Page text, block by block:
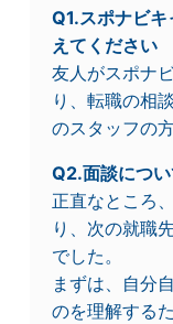
Q1.スポナビ
えてください
友人がスポナ
り、転職の相
のスタッフの
Q2.面談につ
正直なところ
り、次の就職
でした。
まずは、自分
のを理解する